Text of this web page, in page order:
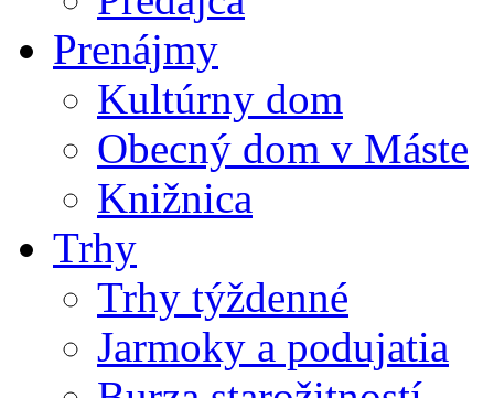
Prenájmy
Kultúrny dom
Obecný dom v Máste
Knižnica
Trhy
Trhy týždenné
Jarmoky a podujatia